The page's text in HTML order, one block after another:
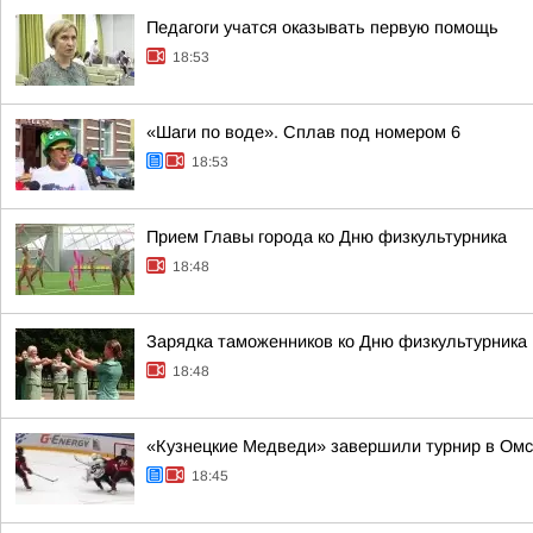
Педагоги учатся оказывать первую помощь
18:53
«Шаги по воде». Сплав под номером 6
18:53
Прием Главы города ко Дню физкультурника
18:48
Зарядка таможенников ко Дню физкультурника
18:48
«Кузнецкие Медведи» завершили турнир в
18:45